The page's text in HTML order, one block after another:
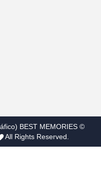
BEST MEMORIES©
All Rights Reserved.